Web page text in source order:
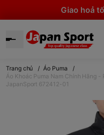
Giao hoả
Trang chủ / Áo Puma
/
Áo Khoác Puma Nam Chính Hãng -
JapanSport 672412-01